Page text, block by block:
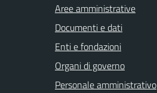
Aree amministrative
Documenti e dati
Enti e fondazioni
Organi di governo
Personale amministrativo